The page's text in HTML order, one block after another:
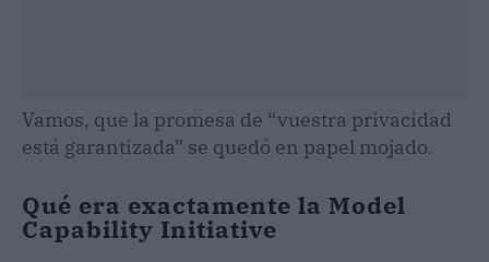
Vamos, que la promesa de “vuestra privacidad
está garantizada” se quedó en papel mojado.
Qué era exactamente la Model
Capability Initiative